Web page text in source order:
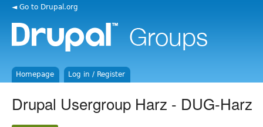
◄ Go to Drupal.org
Homepage Log in / Register
Drupal Usergroup Harz - DUG-Harz